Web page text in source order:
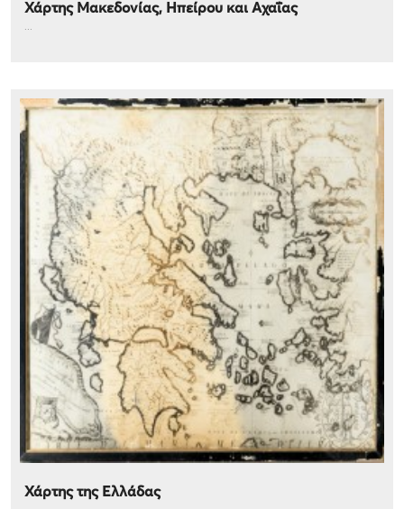
Χάρτης Μακεδονίας, Ηπείρου και Αχαΐας
...
Χάρτης της Ελλάδας